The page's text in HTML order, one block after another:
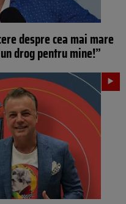
despre cea mai mare
drog pentru mine!”